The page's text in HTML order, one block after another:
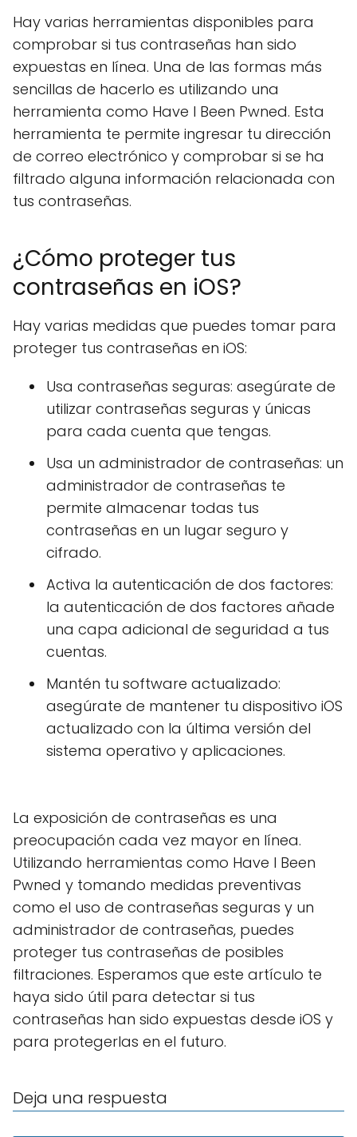
Hay varias herramientas disponibles para
comprobar si tus contraseñas han sido
expuestas en línea. Una de las formas más
sencillas de hacerlo es utilizando una
herramienta como Have I Been Pwned. Esta
herramienta te permite ingresar tu dirección
de correo electrónico y comprobar si se ha
filtrado alguna información relacionada con
tus contraseñas.
¿Cómo proteger tus
contraseñas en iOS?
Hay varias medidas que puedes tomar para
proteger tus contraseñas en iOS:
Usa contraseñas seguras: asegúrate de
utilizar contraseñas seguras y únicas
para cada cuenta que tengas.
Usa un administrador de contraseñas: un
administrador de contraseñas te
permite almacenar todas tus
contraseñas en un lugar seguro y
cifrado.
Activa la autenticación de dos factores:
la autenticación de dos factores añade
una capa adicional de seguridad a tus
cuentas.
Mantén tu software actualizado:
asegúrate de mantener tu dispositivo iOS
actualizado con la última versión del
sistema operativo y aplicaciones.
La exposición de contraseñas es una
preocupación cada vez mayor en línea.
Utilizando herramientas como Have I Been
Pwned y tomando medidas preventivas
como el uso de contraseñas seguras y un
administrador de contraseñas, puedes
proteger tus contraseñas de posibles
filtraciones. Esperamos que este artículo te
haya sido útil para detectar si tus
contraseñas han sido expuestas desde iOS y
para protegerlas en el futuro.
Deja una respuesta